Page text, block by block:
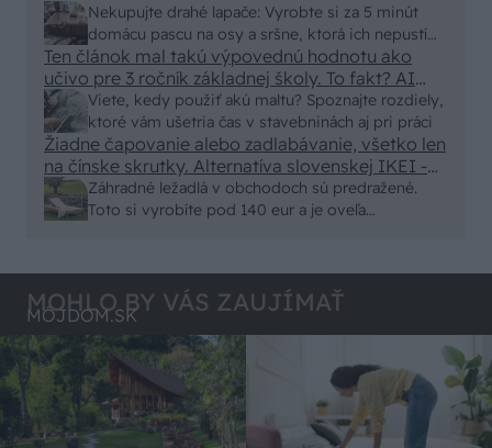
Nekupujte drahé lapače: Vyrobte si za 5 minút
domácu pascu na osy a sršne, ktorá ich nepustí
von
nic zive. Vasa pasca naucinke moc efektivne.
Skor pritiahne slimaky
Viete, kedy použiť akú maltu? Spoznajte rozdiely,
ktoré vám ušetria čas v stavebninách aj pri práci
Ten článok mal takú výpovednú hodnotu ako
učivo pre 3 ročník základnej školy. To fakt? AI
alebo nejaka kniha z VŠ? Dnešné rychlotvrdnuce
malty - pevnosť 40 Mpa a doba schnutia tak 15
minut , k tomu vodotesné s kryštálikou. A rozdiel
- schnutie a zretie. Nič?
Záhradné ležadlá v obchodoch sú predražené.
Toto si vyrobíte pod 140 eur a je oveľa
Žiadne čapovanie alebo zadlabávanie, všetko len
na čínske skrutky. Alternatíva slovenskej IKEI -
čo sa týka pevnosti. Autor si nedal veľa námahy s
remeselným spracovaním, škoda. No lepšie než
MOHLO BY VÁS ZAUJÍMAŤ
MÔJDOM.SK